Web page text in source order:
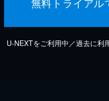
U-NEXTをご利用中／過去に利